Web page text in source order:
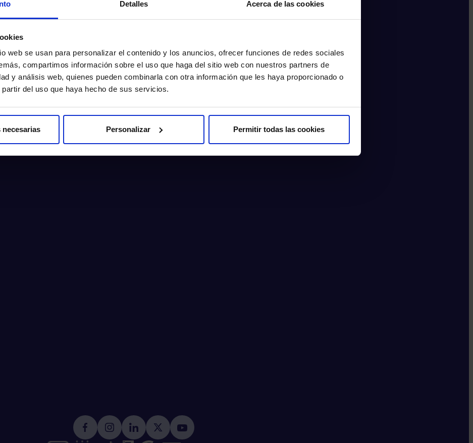
Detalles Acerca de las cookies
web se usan para personalizar el contenido y los anuncios, ofrecer funciones de redes sociales
compartimos información sobre el uso que haga del sitio web con nuestros partners de
y análisis web, quienes pueden combinarla con otra información que les haya proporcionado o
del uso que haya hecho de sus servicios.
Personalizar Permitir todas las cookies